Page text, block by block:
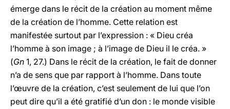
émerge dans le récit de la création au moment même
de la création de l’homme. Cette relation est
manifestée surtout par l’expression : « Dieu créa
l’homme à son image ; à l’image de Dieu il le créa. »
(Gn 1, 27.) Dans le récit de la création, le fait de donner
n’a de sens que par rapport à l’homme. Dans toute
l’œuvre de la création, c’est seulement de lui que l’on
peut dire qu’il a été gratifié d’un don : le monde visible